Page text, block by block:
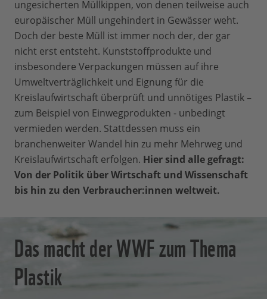
ungesicherten Müllkippen, von denen teilweise auch
europäischer Müll ungehindert in Gewässer weht.
Doch der beste Müll ist immer noch der, der gar
nicht erst entsteht. Kunststoffprodukte und
insbesondere Verpackungen müssen auf ihre
Umweltverträglichkeit und Eignung für die
Kreislaufwirtschaft überprüft und unnötiges Plastik –
zum Beispiel von Einwegprodukten - unbedingt
vermieden werden. Stattdessen muss ein
branchenweiter Wandel hin zu mehr Mehrweg und
Kreislaufwirtschaft erfolgen. Hier sind alle gefragt:
Von der Politik über Wirtschaft und Wissenschaft
bis hin zu den Verbraucher:innen weltweit.
Das macht der WWF zum Thema
Plastik